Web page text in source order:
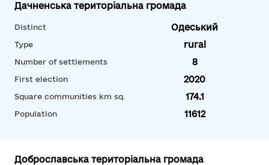
Дачненська територіальна громада
Distinct Одеський
Type rural
Number of settlements 8
First election 2020
Square communities km sq. 174.1
Population 11612
Доброславська територіальна громада